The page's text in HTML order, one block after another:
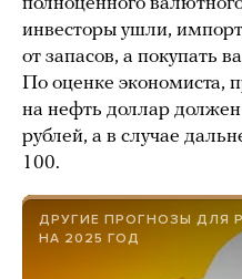
инвесторы ушли,
от запасов, а покупать
По оценке экономиста,
на нефть доллар
рублей, а в случае
100.
ДРУГИЕ ПРОГНОЗЫ ДЛЯ
НА 2025 ГОД